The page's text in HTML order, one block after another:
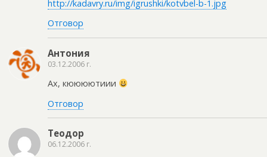
http://kadavry.ru/img/igrushki/kotvbel-b-1.jpg
Отговор
Антония
03.12.2006 г.
Ах, кюююютиии
Отговор
Теодор
06.12.2006 г.